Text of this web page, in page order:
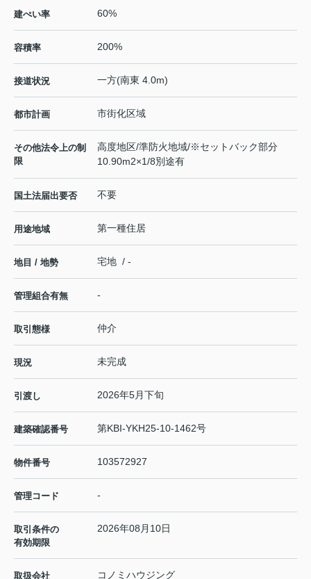
建ぺい率 60%
容積率 200%
接道状況 一方(南東 4.0m)
都市計画 市街化区域
その他法令上の制
限
高度地区/準防火地域/※セットバック部分
10.90m2×1/8別途有
国土法届出要否 不要
用途地域 第一種住居
地目 / 地勢 宅地 / -
管理組合有無 -
取引態様 仲介
現況 未完成
引渡し 2026年5月下旬
建築確認番号 第KBI-YKH25-10-1462号
物件番号 103572927
管理コード -
取引条件の
有効期限
2026年08月10日
取扱会社
コノミハウジング